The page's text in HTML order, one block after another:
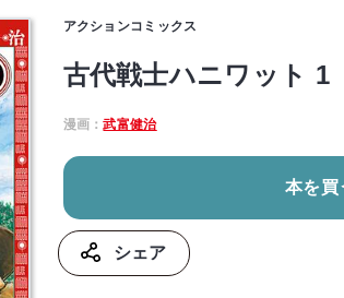
アクションコミックス
古代戦士ハニワット 1
漫画：武富健治
本を買
シェア